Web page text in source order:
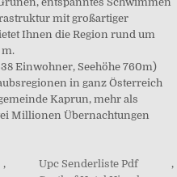
, Upc Senderliste Pdf
,